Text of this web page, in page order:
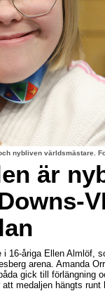
nybliven världsmästare.
är
16-åriga Ellen Almlöf,
arena. Amanda
gick till förlängning
medaljen hängts runt